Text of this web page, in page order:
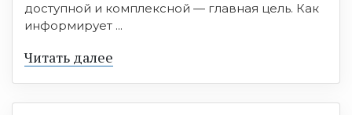
доступной и комплексной — главная цель. Как
информирует ...
Читать далее